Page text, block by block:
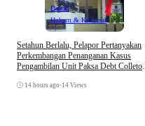
Daerah
Hukum & Kriminal
Setahun Berlalu, Pelapor Pertanyakan
Perkembangan Penanganan Kasus
Pengambilan Unit Paksa Debt Colletor
14 hours ago •14 Views